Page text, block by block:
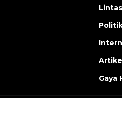
Gaya